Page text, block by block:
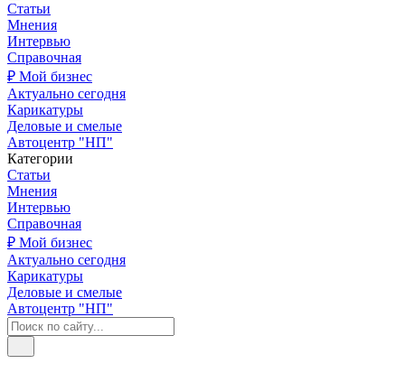
Статьи
Мнения
Интервью
Справочная
₽ Мой бизнес
Актуально сегодня
Карикатуры
Деловые и смелые
Автоцентр "НП"
Категории
Статьи
Мнения
Интервью
Справочная
₽ Мой бизнес
Актуально сегодня
Карикатуры
Деловые и смелые
Автоцентр "НП"